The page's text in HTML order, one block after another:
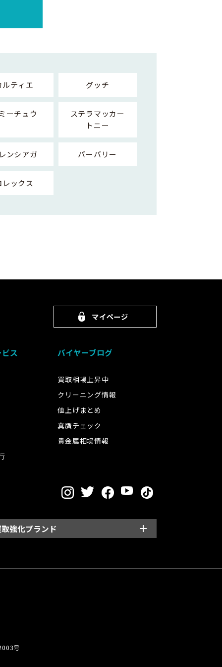
ルティエ グッチ
ーチュウ
ステラマッカー
トニー
ンシアガ バーバリー
レックス
マイページ
ス バイヤーブログ
買取相場上昇中
クリーニング情報
値上げまとめ
真贋チェック
貴金属相場情報
強化ブランド
号